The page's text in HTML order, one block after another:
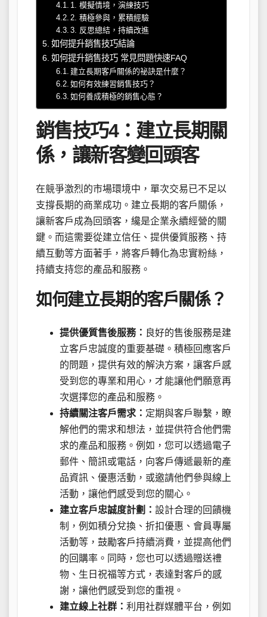
1. 模擬情境，演練技巧
2. 積極參與，累積經驗
3. 反思總結，持續改進
如何提升銷售技巧結論
如何提升銷售技巧 常見問題快速FAQ
建立長期客戶關係的祕訣是什麼？
如何有效練習銷售技巧？
如何養成積極的銷售心態？
銷售技巧4：建立長期關
係，讓新客變回頭客
在競爭激烈的市場環境中，單次交易已不足以
支撐長期的商業成功。建立長期的客戶關係，
讓新客戶成為回頭客，纔是企業永續經營的關
鍵。而這需要從建立信任、提供優質服務、持
續互動等方面著手，將客戶轉化為忠實粉絲，
持續支持您的產品和服務。
如何建立長期的客戶關係？
提供優質售後服務： 良好的售後服務是建
立客戶忠誠度的重要基礎。積極回應客戶
的問題，提供有效的解決方案，讓客戶感
受到您的專業和用心，才能讓他們願意再
次選擇您的產品和服務。
持續關注客戶需求： 定期與客戶聯繫，瞭
解他們的需求和想法，並提供符合他們需
求的產品和服務。例如，您可以透過電子
郵件、簡訊或電話，向客戶傳遞最新的產
品資訊、優惠活動，或邀請他們參與線上
活動，讓他們感受到您的關心。
建立客戶忠誠度計劃： 設計合理的回饋機
制，例如積分兌換、折扣優惠、會員專屬
活動等，鼓勵客戶持續消費，並提高他們
的回購率。同時，您也可以透過贈送禮
物、生日祝福等方式，表達對客戶的感
謝，讓他們感受到您的重視。
建立線上社群： 利用社群媒體平台，例如